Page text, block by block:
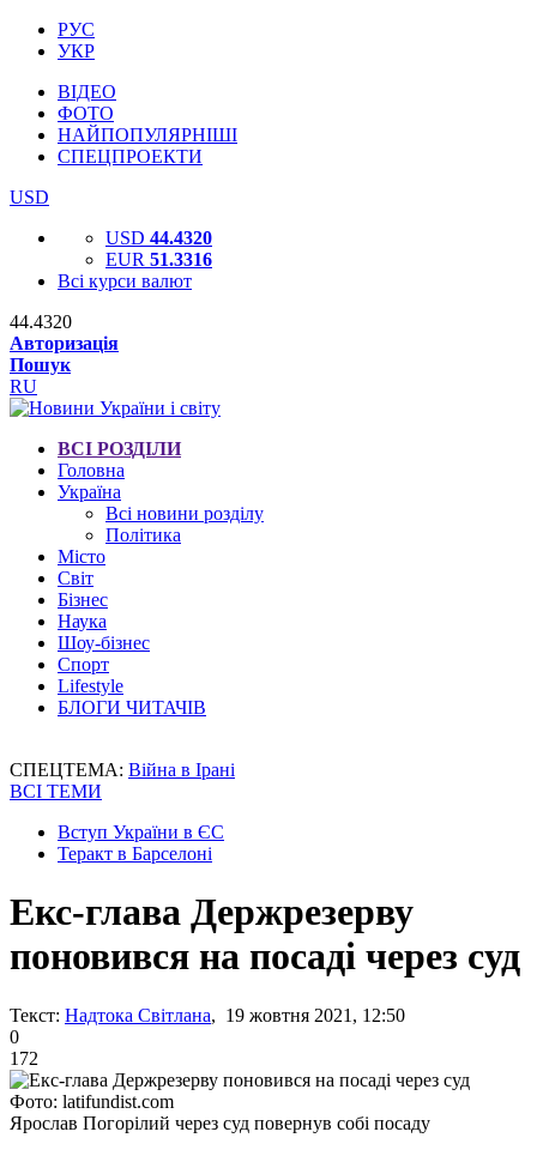
РУС
УКР
ВІДЕО
ФОТО
НАЙПОПУЛЯРНІШІ
СПЕЦПРОЕКТИ
USD
USD 44.4320
EUR 51.3316
Всі курси валют
44.4320
Авторизація
Пошук
RU
ВСІ РОЗДІЛИ
Головна
Україна
Всі новини розділу
Політика
Місто
Світ
Бізнес
Наука
Шоу-бізнес
Спорт
Lifestyle
БЛОГИ ЧИТАЧІВ
СПЕЦТЕМА: Війна в Ірані
ВСІ ТЕМИ
Вступ України в ЄС
Теракт в Барселоні
Екс-глава Держрезерву
поновився на посаді через суд
Текст: Надтока Світлана, 19 жовтня 2021, 12:50
0
172
Фото: latifundist.com
Ярослав Погорілий через суд повернув собі посаду